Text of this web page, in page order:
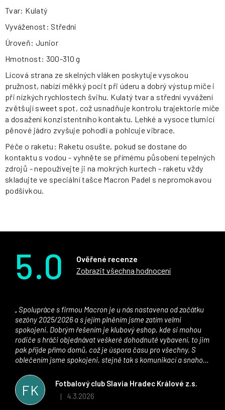
Tvar: Kulatý
Vyváženost: Střední
Úroveň: Junior
Hmotnost: 300-310 g
Lícová strana ze skelných vláken poskytuje vysokou
pružnost, nabízí měkký pocit při úderu a dobrý výstup míče i
při nízkých rychlostech švihu. Kulatý tvar a střední vyvážení
zvětšují sweet spot, což usnadňuje kontrolu trajektorie míče
a dosažení konzistentního kontaktu. Lehké a vysoce tlumicí
pěnové jádro zvyšuje pohodlí a pohlcuje vibrace.
Péče o raketu: Raketu osušte, pokud se dostane do
kontaktu s vodou - vyhněte se přímému působení tepelných
zdrojů - nepoužívejte ji na mokrých kurtech - raketu vždy
skladujte ve speciální tašce Macron Padel s nepromokavou
podšívkou.
5.0
Ověřené recenze
Zobrazit všechna hodnocení
FK
Fotbalový club Slavia Hradec Králové z.s.
Hodnocení obchodu je 5 z 5 hvězdiček.
| 4.3.2026
sezóny 2025/2026 a s jejím plněním jsme zatím velmi
spokojeni. Dobrým řešením je klubový eshop, kde si mohou
rodiče s hráči objednávat veškeré dohodnuté vybavení, to jim
pak přijde přímo domů, což je úspora času pro všechny. S
oblečením jsme spokojeni, stejně tak s komunikací a snahou
stran. Věříme, že v tomto duchu bude spolupráce pokračovat
i nadále, nyní už začínáme řešit i první sady dresů ;)